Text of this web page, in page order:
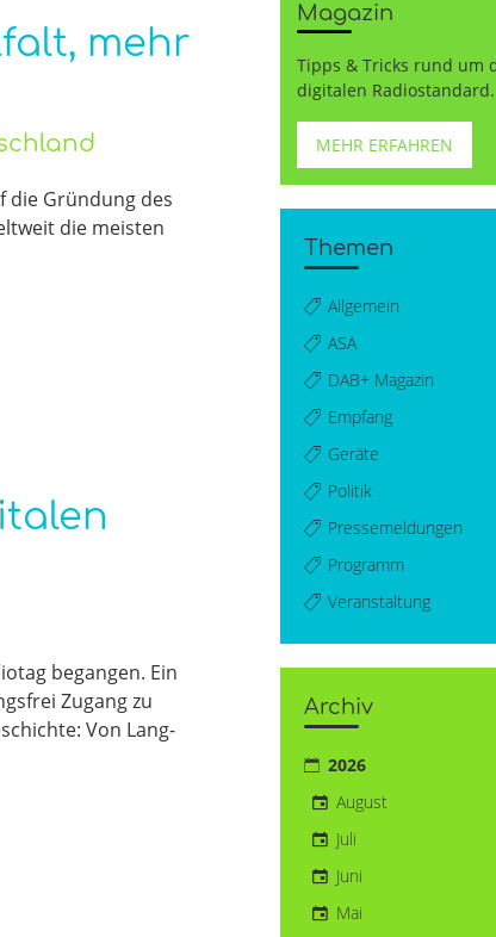
mehr
die Gründung des
die meisten
begangen. Ein
Zugang zu
Von Lang-
Magazin
Tipps & Tricks rund um
digitalen Radiostandard.
MEHR ERFAHREN
Themen
Allgemein
ASA
DAB+ Magazin
Empfang
Geräte
Politik
Pressemeldungen
Programm
Veranstaltung
Archiv
2026
August
Juli
Juni
Mai